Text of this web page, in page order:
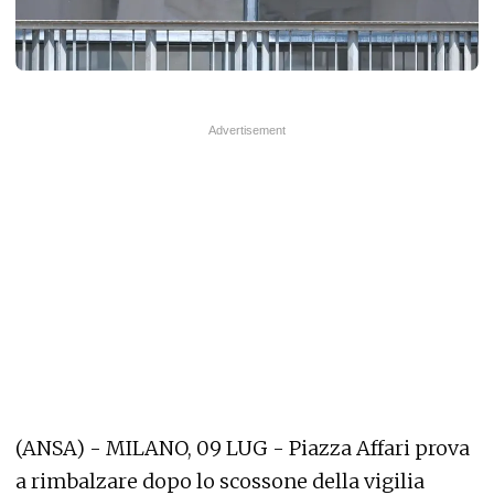
(ANSA) - MILANO, 09 LUG - Piazza Affari prova
a rimbalzare dopo lo scossone della vigilia